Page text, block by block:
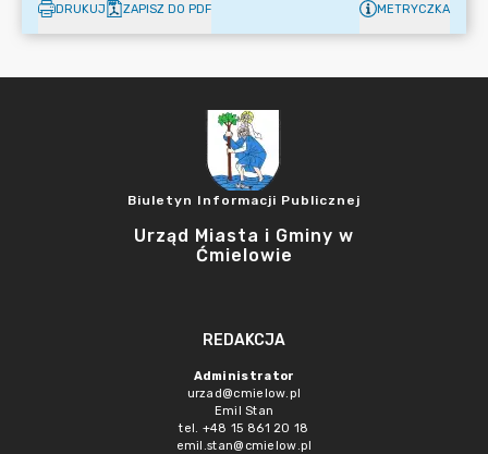
DRUKUJ ZAPISZ DO PDF METRYCZKA
Biuletyn Informacji Publicznej
Urząd Miasta i Gminy w
Ćmielowie
REDAKCJA
Administrator
urzad@cmielow.pl
Emil Stan
tel. +48 15 861 20 18
emil.stan@cmielow.pl